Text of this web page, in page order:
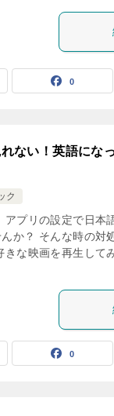
0
ない！英語にな
ク
プリの設定で日本
か？ そんな時の対
な映画を再生して
0